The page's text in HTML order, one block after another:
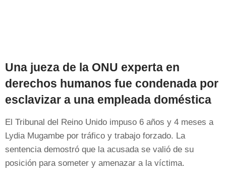
Una jueza de la ONU experta en
derechos humanos fue condenada por
esclavizar a una empleada doméstica
El Tribunal del Reino Unido impuso 6 años y 4 meses a
Lydia Mugambe por tráfico y trabajo forzado. La
sentencia demostró que la acusada se valió de su
posición para someter y amenazar a la víctima.